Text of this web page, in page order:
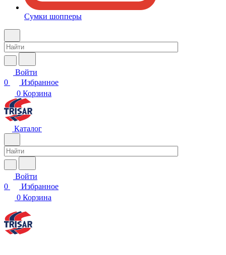
Сумки шопперы
Войти
0
Избранное
0 Корзина
Каталог
Войти
0
Избранное
0 Корзина